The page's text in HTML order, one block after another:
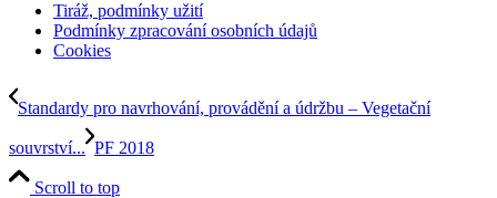
Tiráž, podmínky užití
Podmínky zpracování osobních údajů
Cookies
Standardy pro navrhování, provádění a údržbu – Vegetační
souvrství... PF 2018
Scroll to top